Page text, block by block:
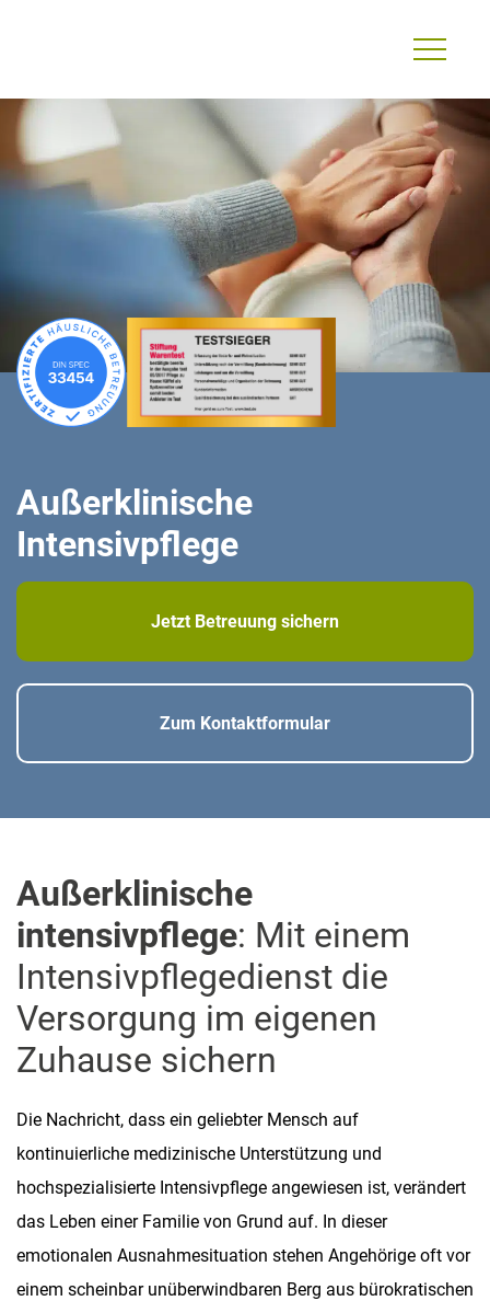
Primary
Außerklinische
Intensivpflege
Jetzt Betreuung sichern
Zum Kontaktformular
Außerklinische
intensivpflege: Mit einem
Intensivpflegedienst die
Versorgung im eigenen
Zuhause sichern
Die Nachricht, dass ein geliebter Mensch auf
kontinuierliche medizinische Unterstützung und
hochspezialisierte Intensivpflege angewiesen ist, verändert
das Leben einer Familie von Grund auf. In dieser
emotionalen Ausnahmesituation stehen Angehörige oft vor
einem scheinbar unüberwindbaren Berg aus bürokratischen